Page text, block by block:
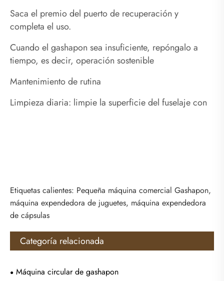
Saca el premio del puerto de recuperación y
completa el uso.
Cuando el gashapon sea insuficiente, repóngalo a
tiempo, es decir, operación sostenible
Mantenimiento de rutina
Limpieza diaria: limpie la superficie del fuselaje con
Etiquetas calientes: Pequeña máquina comercial Gashapon,
máquina expendedora de juguetes, máquina expendedora
de cápsulas
Categoría relacionada
Máquina circular de gashapon